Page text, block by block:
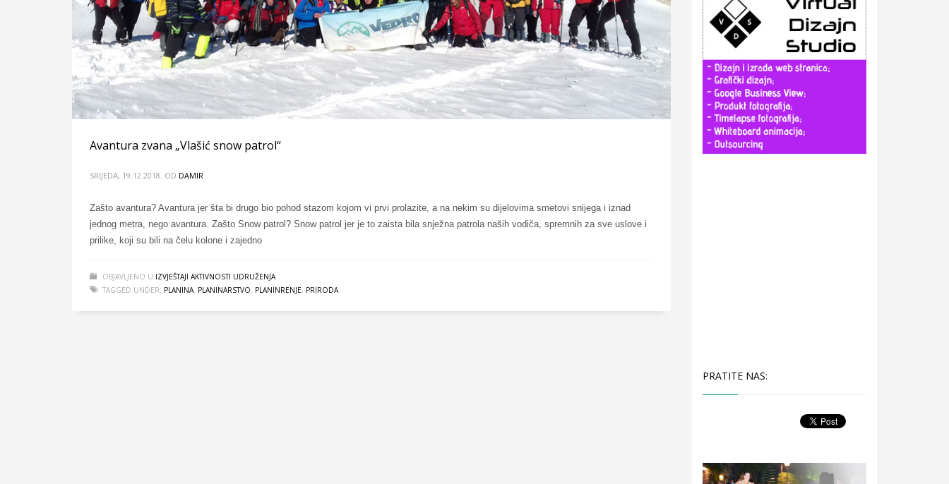
Avantura zvana „Vlašić snow patrol“
SRIJEDA, 19.12.2018. OD DAMIR
Zašto avantura? Avantura jer šta bi drugo bio pohod stazom kojom vi prvi prolazite, a na nekim su dijelovima smetovi snijega i iznad
jednog metra, nego avantura. Zašto Snow patrol? Snow patrol jer je to zaista bila snježna patrola naših vodiča, spremnih za sve uslove i
prilike, koji su bili na čelu kolone i zajedno
OBJAVLJENO U IZVJEŠTAJI AKTIVNOSTI UDRUŽENJA
TAGGED UNDER: PLANINA, PLANINARSTVO, PLANINRENJE, PRIRODA
PRATITE NAS: